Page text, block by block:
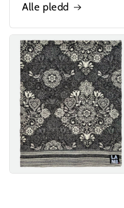
Alle pledd